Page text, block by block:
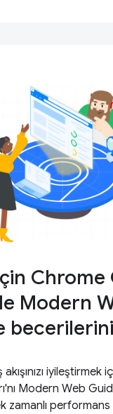
Modern
iyileştirmek
Modern Web
zamanlı performans